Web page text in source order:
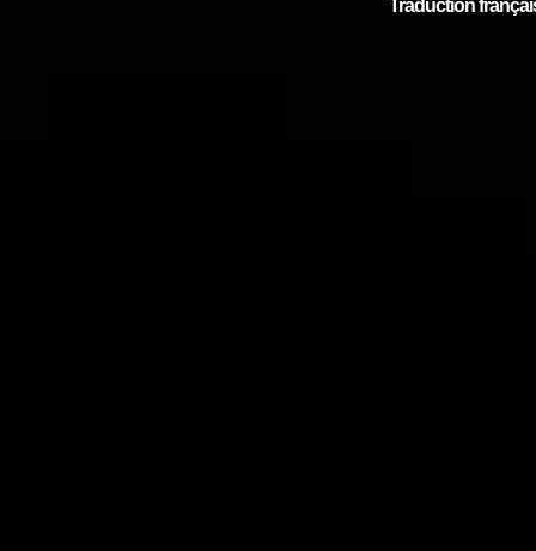
Traduction